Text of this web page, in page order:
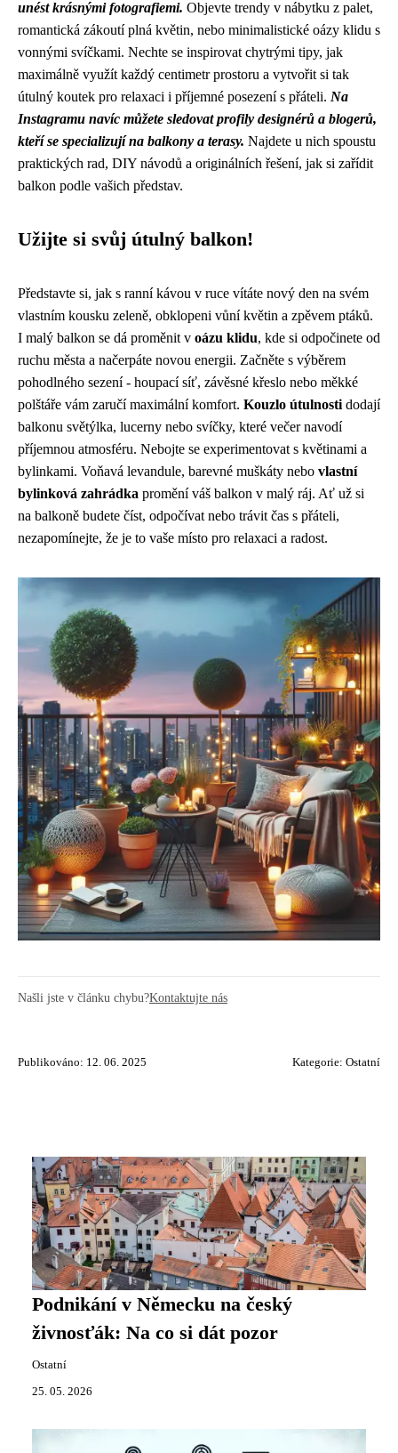
unést krásnými fotografiemi. Objevte trendy v nábytku z palet,
romantická zákoutí plná květin, nebo minimalistické oázy klidu s
vonnými svíčkami. Nechte se inspirovat chytrými tipy, jak
maximálně využít každý centimetr prostoru a vytvořit si tak
útulný koutek pro relaxaci i příjemné posezení s přáteli. Na
Instagramu navíc můžete sledovat profily designérů a blogerů,
kteří se specializují na balkony a terasy. Najdete u nich spoustu
praktických rad, DIY návodů a originálních řešení, jak si zařídit
balkon podle vašich představ.
Užijte si svůj útulný balkon!
Představte si, jak s ranní kávou v ruce vítáte nový den na svém
vlastním kousku zeleně, obklopeni vůní květin a zpěvem ptáků.
I malý balkon se dá proměnit v oázu klidu, kde si odpočinete od
ruchu města a načerpáte novou energii. Začněte s výběrem
pohodlného sezení - houpací síť, závěsné křeslo nebo měkké
polštáře vám zaručí maximální komfort. Kouzlo útulnosti dodají
balkonu světýlka, lucerny nebo svíčky, které večer navodí
příjemnou atmosféru. Nebojte se experimentovat s květinami a
bylinkami. Voňavá levandule, barevné muškáty nebo vlastní
bylinková zahrádka promění váš balkon v malý ráj. Ať už si
na balkoně budete číst, odpočívat nebo trávit čas s přáteli,
nezapomínejte, že je to vaše místo pro relaxaci a radost.
Našli jste v článku chybu?Kontaktujte nás
Publikováno: 12. 06. 2025 Kategorie: Ostatní
Podnikání v Německu na český
živnosťák: Na co si dát pozor
Ostatní
25. 05. 2026